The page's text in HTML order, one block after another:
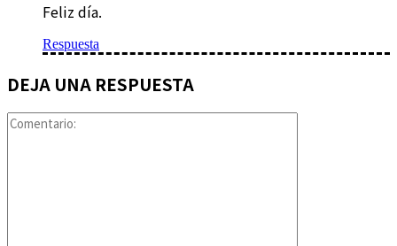
Feliz día.
Respuesta
DEJA UNA RESPUESTA